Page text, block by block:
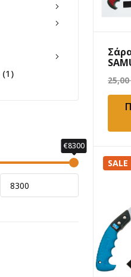
(1)
€8300
25,00
SALE